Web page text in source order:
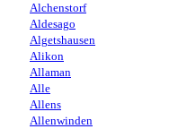
Alchenstorf
Aldesago
Algetshausen
Alikon
Allaman
Alle
Allens
Allenwinden